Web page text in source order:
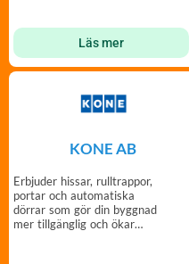
Läs mer
KONE AB
Erbjuder hissar, rulltrappor,
portar och automatiska
dörrar som gör din byggnad
mer tillgänglig och ökar